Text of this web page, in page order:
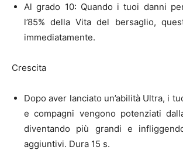
Al grado 10: Quando i tuoi danni
l’85% della Vita del bersaglio,
immediatamente.
Crescita
Dopo aver lanciato un’abilità Ultra, i
e compagni vengono potenziati
diventando più grandi e
aggiuntivi. Dura 15 s.